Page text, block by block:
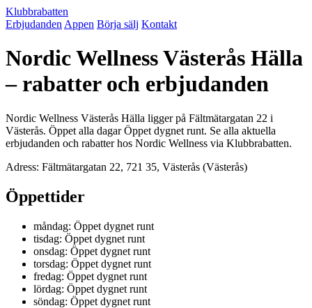
Klubbrabatten
Erbjudanden Appen Börja sälj Kontakt
Nordic Wellness Västerås Hälla
– rabatter och erbjudanden
Nordic Wellness Västerås Hälla ligger på Fältmätargatan 22 i
Västerås. Öppet alla dagar Öppet dygnet runt. Se alla aktuella
erbjudanden och rabatter hos Nordic Wellness via Klubbrabatten.
Adress: Fältmätargatan 22, 721 35, Västerås (Västerås)
Öppettider
måndag: Öppet dygnet runt
tisdag: Öppet dygnet runt
onsdag: Öppet dygnet runt
torsdag: Öppet dygnet runt
fredag: Öppet dygnet runt
lördag: Öppet dygnet runt
söndag: Öppet dygnet runt